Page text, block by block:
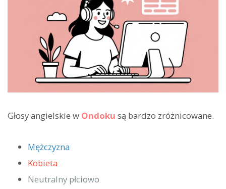
Głosy angielskie w Ondoku są bardzo zróżnicowane.
Mężczyzna
Kobieta
Neutralny płciowo